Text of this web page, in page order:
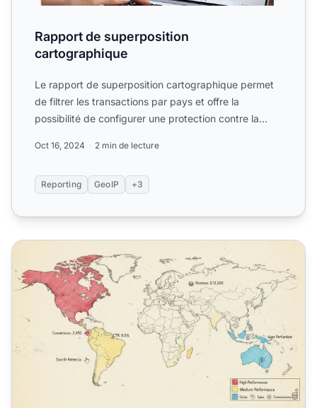
Rapport de superposition
cartographique
Le rapport de superposition cartographique permet
de filtrer les transactions par pays et offre la
possibilité de configurer une protection contre la
Oct 16, 2024 2 min de lecture
Reporting GeoIP +3
Pourquoi les rapports superposés sur carte sont-ils